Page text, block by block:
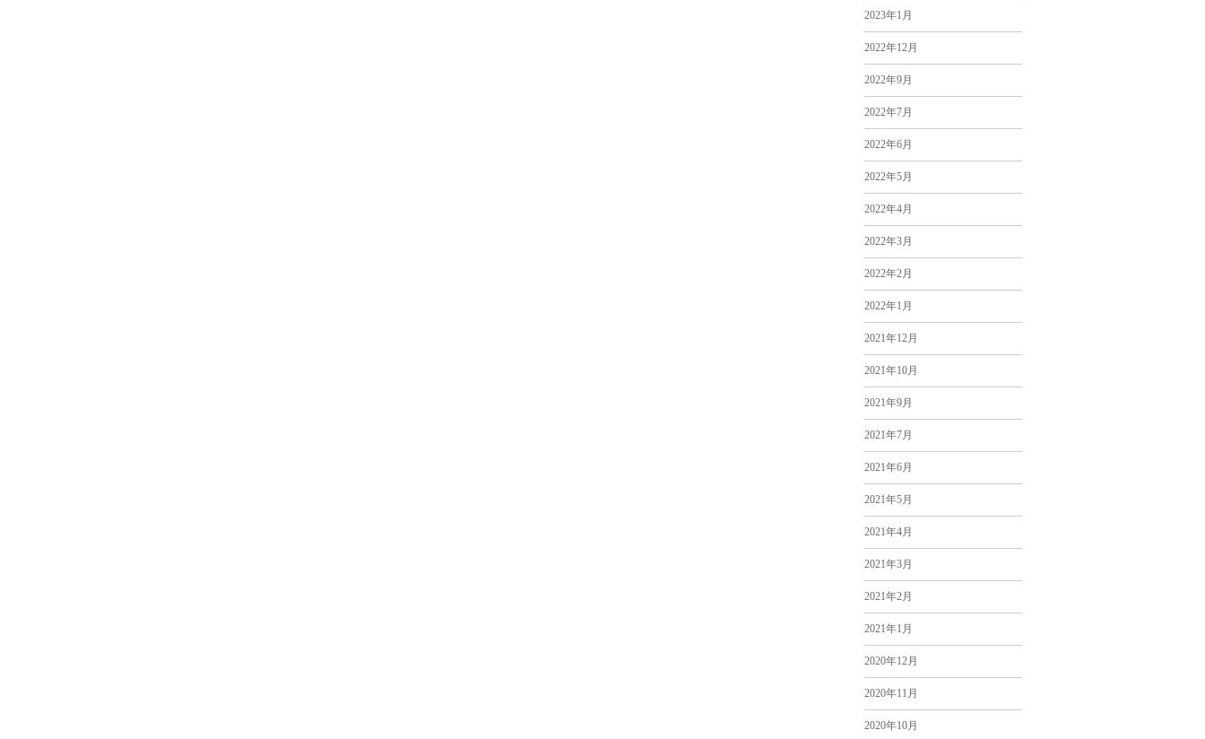
2023年1月
2022年12月
2022年9月
2022年7月
2022年6月
2022年5月
2022年4月
2022年3月
2022年2月
2022年1月
2021年12月
2021年10月
2021年9月
2021年7月
2021年6月
2021年5月
2021年4月
2021年3月
2021年2月
2021年1月
2020年12月
2020年11月
2020年10月